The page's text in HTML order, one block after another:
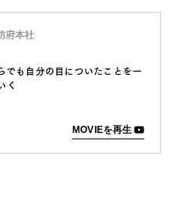
府本社
でも自分の目についたことを一
く
MOVIEを再生